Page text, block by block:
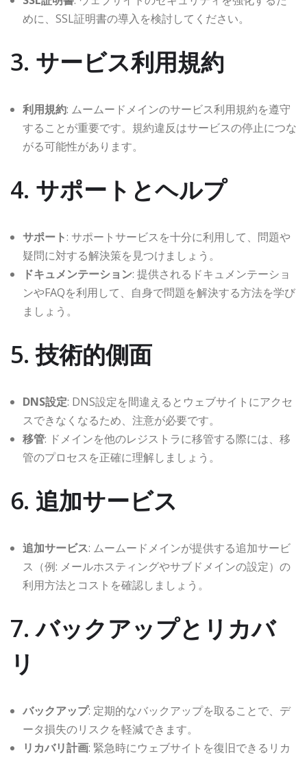
めに、SSL証明書の導入を検討してください。
3. サービス利用規約
利用規約: ムームードメインのサービス利用規約を遵守
することが重要です。規約違反はサービスの停止につな
がる可能性があります。
4. サポートとヘルプ
サポート: サポートサービスを十分に利用して、問題や
疑問に対する解決策を見つけましょう。
ドキュメンテーション: 提供されるドキュメンテーショ
ンやFAQを利用して、自身で問題を解決する方法を学び
ましょう。
5. 技術的側面
DNS設定: DNS設定を間違えるとウェブサイトにアクセ
スできなくなるため、注意が必要です。
移管: ドメインを他のレジストラに移管する際には、移
管のプロセスを正確に理解しましょう。
6. 追加サービス
追加サービス: ムームードメインが提供する追加サービ
ス（例: メールホスティングやサブドメインの設定）の
利用方法とコストを確認しましょう。
7. バックアップとリカバ
リ
バックアップ: 定期的なバックアップを取ることで、デ
ータ損失のリスクを軽減できます。
リカバリ計画: 緊急時にウェブサイトを復旧できるリカ